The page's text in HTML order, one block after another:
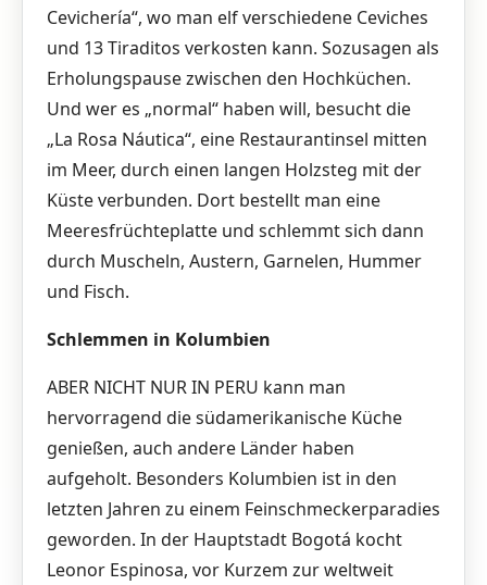
Cevichería“, wo man elf verschiedene Ceviches
und 13 Tiraditos verkosten kann. Sozusagen als
Erholungspause zwischen den Hochküchen.
Und wer es „normal“ haben will, besucht die
„La Rosa Náutica“, eine Restaurantinsel mitten
im Meer, durch einen langen Holzsteg mit der
Küste verbunden. Dort bestellt man eine
Meeresfrüchteplatte und schlemmt sich dann
durch Muscheln, Austern, Garnelen, Hummer
und Fisch.
Schlemmen in Kolumbien
ABER NICHT NUR IN PERU kann man
hervorragend die südamerikanische Küche
genießen, auch andere Länder haben
aufgeholt. Besonders Kolumbien ist in den
letzten Jahren zu einem Feinschmeckerparadies
geworden. In der Hauptstadt Bogotá kocht
Leonor Espinosa, vor Kurzem zur weltweit